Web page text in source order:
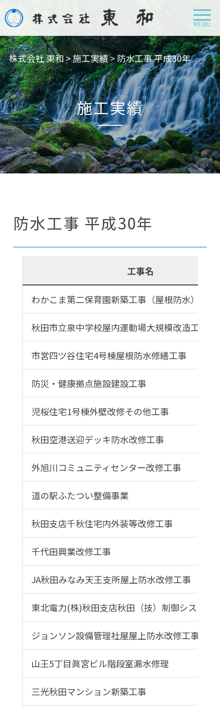
MENU
株式会社 東和>施工実績>防水工事 平成30年
施工実績
防水工事 平成30年
工事名
わかこま第二保育園新築工事（屋根防水）
秋田市立泉中学校屋内運動場大規模改造工事
市営四ツ谷住宅4号棟屋根防水修繕工事
防災・健康拠点施設建設工事
児桜住宅1号棟外壁改修その他工事
秋田空港送迎デッキ防水改修工事
外旭川コミュニティセンター改修工事
道の駅ふたつい整備事業
秋田支店千秋住宅内外装等改修工事
千代田興業改修工事
JA秋田みなみ天王支所屋上防水改修工事
東北電力(株)秋田支店秋田（技）制御システム
ジョンソン設備管理社屋屋上防水改修工事
山王5丁目眞宮ビル階段室漏水修理
三光秋田マンション新築工事